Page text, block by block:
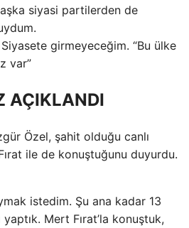
siyasi partilerden de
girmeyeceğim. “Bu ülke
var”
AÇIKLANDI
Özel, şahit olduğu canlı
ile de konuştuğunu duyurdu.
istedim. Şu ana kadar 13
Mert Fırat’la konuştuk,